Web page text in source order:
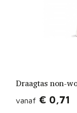
Draagtas non-
vanaf € 0,71